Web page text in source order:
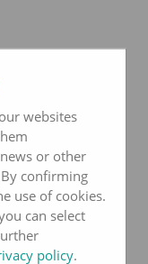
websites
or other
confirming
use of cookies.
can select
policy.